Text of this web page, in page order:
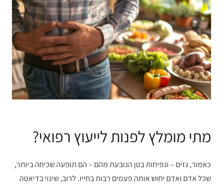
מתי מומלץ לפנות לייעוץ רפואי?
כאמור, גזים – ונפיחות בטן הנובעת מהם – הם תופעה שכיחה ביותר,
שכל אדם ואדם יחוש אותה פעמים רבות בחייו. לרוב, שינוי בדיאטה